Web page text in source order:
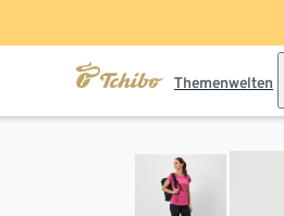
Themenwelten